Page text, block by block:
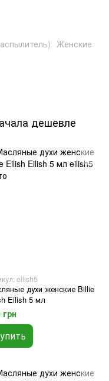
Женские
дешевле
eilish5
духи женские Billie
Eilish 5 мл
грн